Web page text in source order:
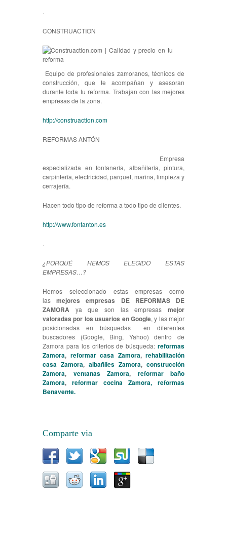
.
CONSTRUACTION
Equipo de profesionales zamoranos, técnicos de
construcción, que te acompañan y asesoran
durante toda tu reforma. Trabajan con las mejores
empresas de la zona.
http://construaction.com
REFORMAS ANTÓN
Empresa
especializada en fontanería, albañilería, pintura,
carpintería, electricidad, parquet, marina, limpieza y
cerrajería.
Hacen todo tipo de reforma a todo tipo de clientes.
http://www.fontanton.es
.
¿PORQUÉ HEMOS ELEGIDO ESTAS
EMPRESAS…?
Hemos seleccionado estas empresas como
lasmejores empresas DE REFORMAS DE
ZAMORA ya que son las empresasmejor
valoradas por los usuarios en Google, y las mejor
posicionadas en búsquedas en diferentes
buscadores (Google, Bing, Yahoo) dentro de
Zamora para los criterios de búsqueda: reformas
Zamora, reformar casa Zamora, rehabilitación
casa Zamora, albañiles Zamora, construcción
Zamora, ventanas Zamora, reformar baño
Zamora, reformar cocina Zamora, reformas
Benavente.
Comparte via